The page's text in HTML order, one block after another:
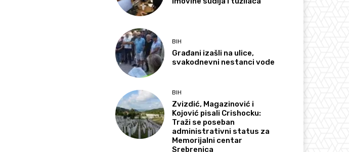
BIH
Građani izašli na ulice,
svakodnevni nestanci vode
BIH
Zvizdić, Magazinović i
Kojović pisali Crishocku:
Traži se poseban
administrativni status za
Memorijalni centar
Srebrenica